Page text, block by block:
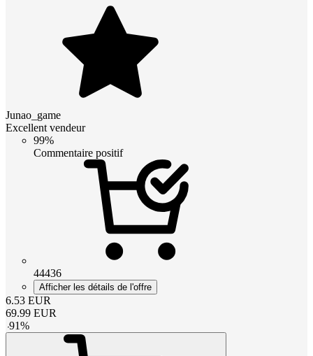
Junao_game
Excellent vendeur
99%
Commentaire positif
44436
Afficher les détails de l'offre
6.53 EUR
69.99 EUR
-91%